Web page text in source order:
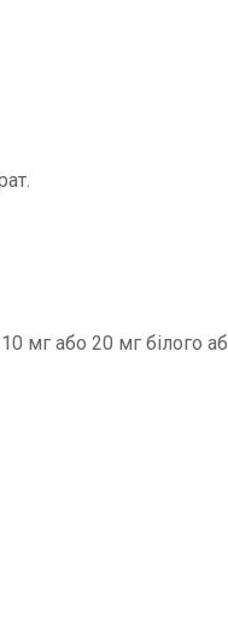
мг або 20 мг білого